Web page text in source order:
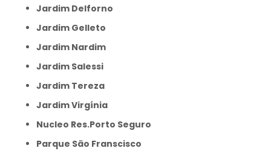
Jardim Delforno
Jardim Gelleto
Jardim Nardim
Jardim Salessi
Jardim Tereza
Jardim Virgínia
Nucleo Res.Porto Seguro
Parque São Franscisco